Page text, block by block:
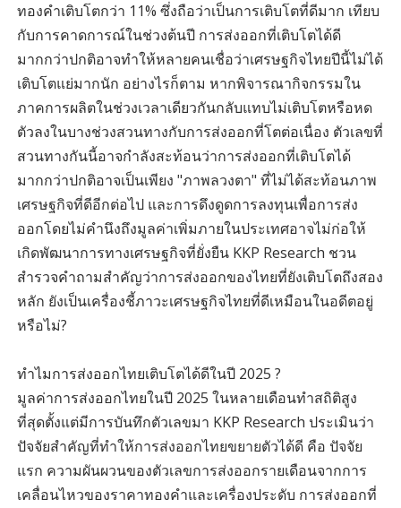
ทองคำเติบโตกว่า 11% ซึ่งถือว่าเป็นการเติบโตที่ดีมาก เทียบ
กับการคาดการณ์ในช่วงต้นปี การส่งออกที่เติบโตได้ดี
มากกว่าปกติอาจทำให้หลายคนเชื่อว่าเศรษฐกิจไทยปีนี้ไม่ได้
เติบโตแย่มากนัก อย่างไรก็ตาม หากพิจารณากิจกรรมใน
ภาคการผลิตในช่วงเวลาเดียวกันกลับแทบไม่เติบโตหรือหด
ตัวลงในบางช่วงสวนทางกับการส่งออกที่โตต่อเนื่อง ตัวเลขที่
สวนทางกันนี้อาจกำลังสะท้อนว่าการส่งออกที่เติบโตได้
มากกว่าปกติอาจเป็นเพียง "ภาพลวงตา" ที่ไม่ได้สะท้อนภาพ
เศรษฐกิจที่ดีอีกต่อไป และการดึงดูดการลงทุนเพื่อการส่ง
ออกโดยไม่คำนึงถึงมูลค่าเพิ่มภายในประเทศอาจไม่ก่อให้
เกิดพัฒนาการทางเศรษฐกิจที่ยั่งยืน KKP Research ชวน
สำรวจคำถามสำคัญว่าการส่งออกของไทยที่ยังเติบโตถึงสอง
หลัก ยังเป็นเครื่องชี้ภาวะเศรษฐกิจไทยที่ดีเหมือนในอดีตอยู่
หรือไม่?
ทำไมการส่งออกไทยเติบโตได้ดีในปี 2025 ?
มูลค่าการส่งออกไทยในปี 2025 ในหลายเดือนทำสถิติสูง
ที่สุดตั้งแต่มีการบันทึกตัวเลขมา KKP Research ประเมินว่า
ปัจจัยสำคัญที่ทำให้การส่งออกไทยขยายตัวได้ดี คือ ปัจจัย
แรก ความผันผวนของตัวเลขการส่งออกรายเดือนจากการ
เคลื่อนไหวของราคาทองคำและเครื่องประดับ การส่งออกที่